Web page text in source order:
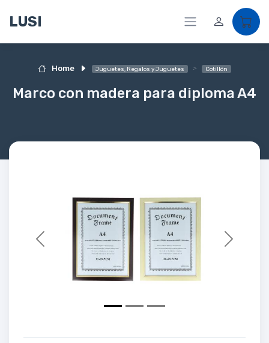
LUSI
Home Juguetes, Regalos y Juguetes Cotillón
Marco con madera para diploma A4
Previous Next